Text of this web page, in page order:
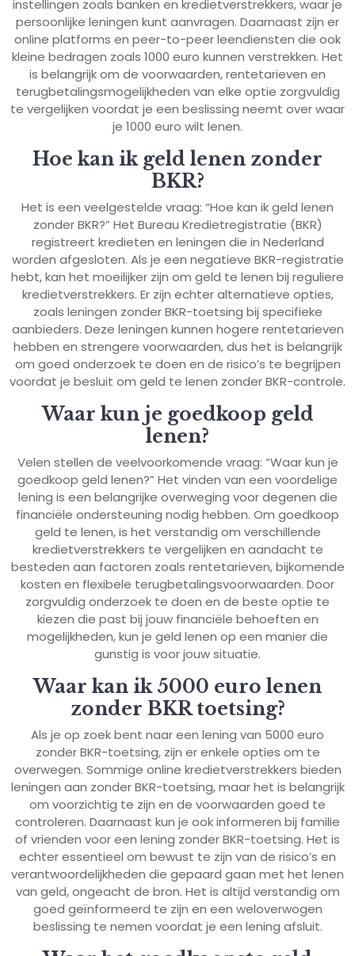
instellingen zoals banken en kredietverstrekkers, waar je
persoonlijke leningen kunt aanvragen. Daarnaast zijn er
online platforms en peer-to-peer leendiensten die ook
kleine bedragen zoals 1000 euro kunnen verstrekken. Het
is belangrijk om de voorwaarden, rentetarieven en
terugbetalingsmogelijkheden van elke optie zorgvuldig
te vergelijken voordat je een beslissing neemt over waar
je 1000 euro wilt lenen.
Hoe kan ik geld lenen zonder
BKR?
Het is een veelgestelde vraag: “Hoe kan ik geld lenen
zonder BKR?” Het Bureau Kredietregistratie (BKR)
registreert kredieten en leningen die in Nederland
worden afgesloten. Als je een negatieve BKR-registratie
hebt, kan het moeilijker zijn om geld te lenen bij reguliere
kredietverstrekkers. Er zijn echter alternatieve opties,
zoals leningen zonder BKR-toetsing bij specifieke
aanbieders. Deze leningen kunnen hogere rentetarieven
hebben en strengere voorwaarden, dus het is belangrijk
om goed onderzoek te doen en de risico’s te begrijpen
voordat je besluit om geld te lenen zonder BKR-controle.
Waar kun je goedkoop geld
lenen?
Velen stellen de veelvoorkomende vraag: “Waar kun je
goedkoop geld lenen?” Het vinden van een voordelige
lening is een belangrijke overweging voor degenen die
financiële ondersteuning nodig hebben. Om goedkoop
geld te lenen, is het verstandig om verschillende
kredietverstrekkers te vergelijken en aandacht te
besteden aan factoren zoals rentetarieven, bijkomende
kosten en flexibele terugbetalingsvoorwaarden. Door
zorgvuldig onderzoek te doen en de beste optie te
kiezen die past bij jouw financiële behoeften en
mogelijkheden, kun je geld lenen op een manier die
gunstig is voor jouw situatie.
Waar kan ik 5000 euro lenen
zonder BKR toetsing?
Als je op zoek bent naar een lening van 5000 euro
zonder BKR-toetsing, zijn er enkele opties om te
overwegen. Sommige online kredietverstrekkers bieden
leningen aan zonder BKR-toetsing, maar het is belangrijk
om voorzichtig te zijn en de voorwaarden goed te
controleren. Daarnaast kun je ook informeren bij familie
of vrienden voor een lening zonder BKR-toetsing. Het is
echter essentieel om bewust te zijn van de risico’s en
verantwoordelijkheden die gepaard gaan met het lenen
van geld, ongeacht de bron. Het is altijd verstandig om
goed geïnformeerd te zijn en een weloverwogen
beslissing te nemen voordat je een lening afsluit.